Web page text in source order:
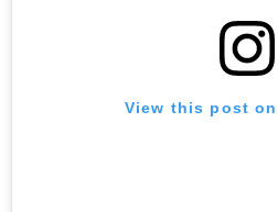
View this post